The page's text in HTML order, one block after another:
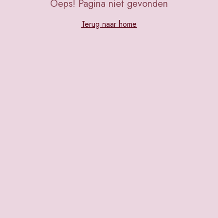
Oeps! Pagina niet gevonden
Terug naar home